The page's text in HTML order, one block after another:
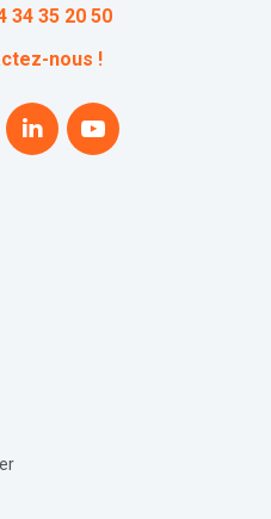
34 35 20 50
nous !